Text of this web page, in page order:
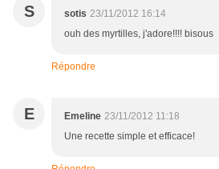
S sotis 23/11/2012 16:14
ouh des myrtilles, j'adore!!!! bisous
Répondre
E Emeline 23/11/2012 11:18
Une recette simple et efficace!